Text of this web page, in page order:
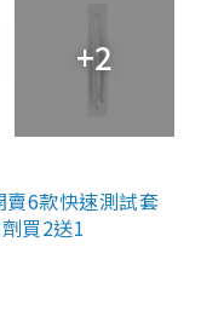
+2
6款快速測試套
買2送1